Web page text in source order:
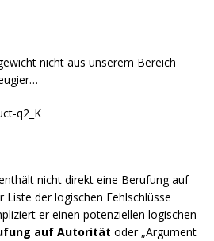
nicht aus unserem Bereich
q2_K
nicht direkt eine Berufung auf
Liste der logischen Fehlschlüsse
er einen potenziellen logischen
auf Autorität oder „Argument